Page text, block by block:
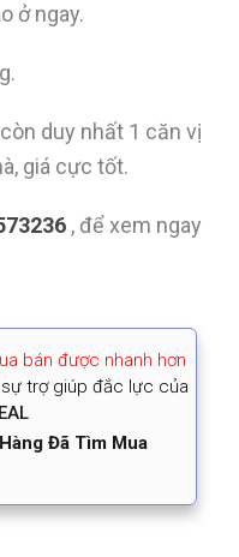
ở ngay.
duy nhất 1 căn vị
giá cực tốt.
, để xem ngay
bán được nhanh hơn
trợ giúp đắc lực của
Đã Tìm Mua